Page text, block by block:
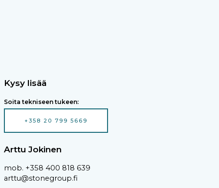
Kysy lisää
Soita tekniseen tukeen:
+358 20 799 5669
Arttu Jokinen
mob. +358 400 818 639
arttu@stonegroup.fi